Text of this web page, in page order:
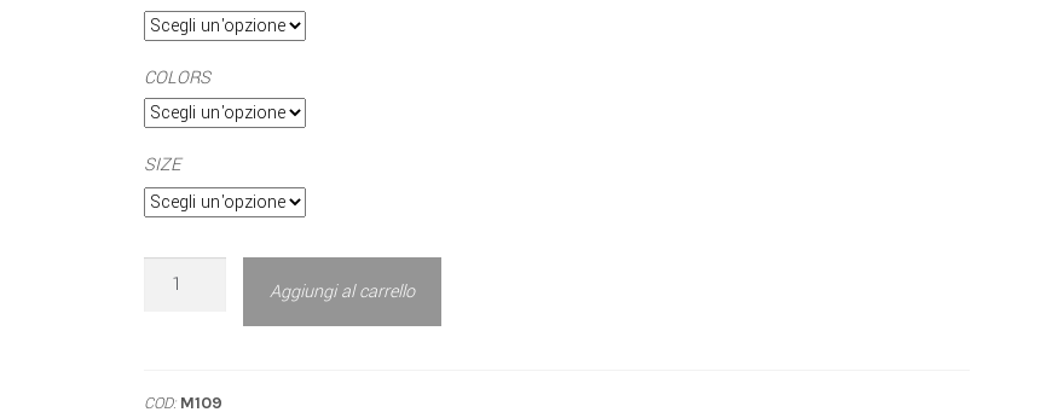
COLORS
SIZE
Aggiungi al carrello
COD: M109